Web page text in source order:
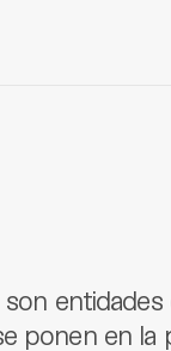
ponen en la